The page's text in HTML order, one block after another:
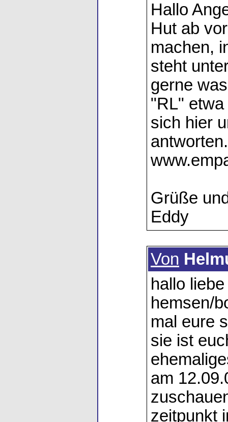
Hallo
Hut ab
machen,
steht
gerne
"RL"
sich hier
Grüße
Eddy
Von
hallo
hemsen/
mal eure
sie ist
am
zeitpunkt